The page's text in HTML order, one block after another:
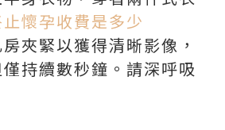
懷孕收費是多少
夾緊以獲得清晰影像，
持續數秒鐘。請深呼吸